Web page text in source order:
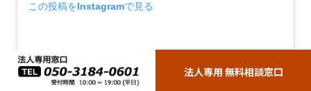
この投稿をInstagramで見る
法人専用 無料相談窓口